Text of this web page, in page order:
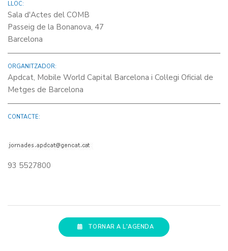
LLOC:
Sala d'Actes del COMB
Passeig de la Bonanova, 47
Barcelona
ORGANITZADOR:
Apdcat, Mobile World Capital Barcelona i Col·legi Oficial de
Metges de Barcelona
CONTACTE:
93 5527800
TORNAR A L'AGENDA